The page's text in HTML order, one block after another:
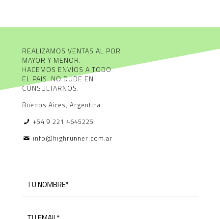
REALIZAMOS VENTAS AL POR
MAYOR Y MENOR.
HACEMOS ENVÍOS A TODO
EL PAIS. NO DUDE EN
CONSULTARNOS.
Buenos Aires, Argentina
+54 9 221 4645225
info@highrunner.com.ar